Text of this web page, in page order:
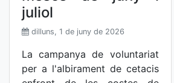
juliol
dilluns, 1 de juny de 2026
La campanya de voluntariat
per a l'albirament de cetacis